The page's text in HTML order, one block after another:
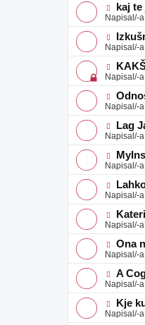
N
o
v
e
o
b
a
v
e
kaj
Napisal/-a
N
o
v
e
o
b
a
v
e
Napisal/-a
N
o
v
e
o
b
a
v
e
Napisal/-a
N
o
v
e
o
b
a
v
e
Napisal/-a
N
o
v
e
o
b
a
v
e
Lag
Napisal/-a
N
o
v
e
o
b
a
v
e
Napisal/-a
N
o
v
e
o
b
a
v
e
Napisal/-a
N
o
v
e
o
b
a
v
e
Napisal/-a
N
o
v
e
o
b
a
v
Ona
Napisal/-a
N
o
v
e
o
b
A
Napisal/-a
N
o
v
Kje
Napisal/-a